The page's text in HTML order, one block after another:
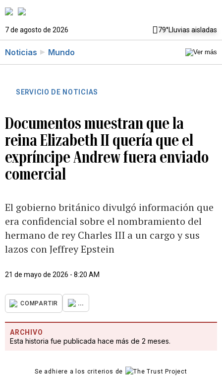
7 de agosto de 2026 79°Lluvias aisladas
Noticias Mundo
SERVICIO DE NOTICIAS
Documentos muestran que la
reina Elizabeth II quería que el
expríncipe Andrew fuera enviado
comercial
El gobierno británico divulgó información que
era confidencial sobre el nombramiento del
hermano de rey Charles III a un cargo y sus
lazos con Jeffrey Epstein
21 de mayo de 2026 - 8:20 AM
COMPARTIR ...
ARCHIVO
Esta historia fue publicada hace más de 2 meses.
Se adhiere a los criterios de